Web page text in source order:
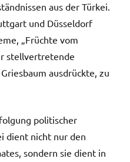
aus der Türkei.
und Düsseldorf
„Früchte vom
stellvertretende
ausdrückte, zu
politischer
dient nicht nur den
sondern sie dient in